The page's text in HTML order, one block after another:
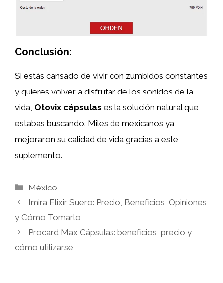
Conclusión:
Si estás cansado de vivir con zumbidos constantes
y quieres volver a disfrutar de los sonidos de la
vida, Otovix cápsulas es la solución natural que
estabas buscando. Miles de mexicanos ya
mejoraron su calidad de vida gracias a este
suplemento.
Categories
México
Imira Elixir Suero: Precio, Beneficios, Opiniones
y Cómo Tomarlo
Procard Max Cápsulas: beneficios, precio y
cómo utilizarse